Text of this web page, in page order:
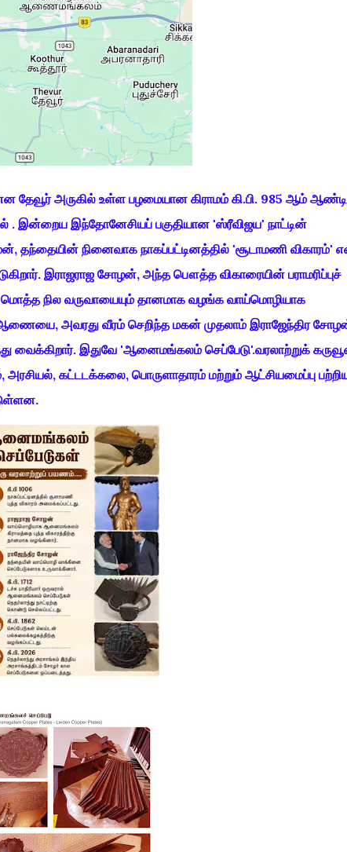
தேவூர் அருகில் உள்ள பழமையான கிராமம் கி.பி. 985 ஆம்
இன்றைய இந்தோனேசியப் பகுதியான 'ஸ்ரீவிஜய' நாட்டின்
தந்தையின் நினைவாக நாகப்பட்டினத்தில் 'சூடாமணி விகாரம்'
இராஜராஜ சோழன், அந்த பௌத்த விகாரையின் பராமரிப்புச்
நில வருவாயையும் தானமாக வழங்க வாய்மொழியாக
அவரது வீரம் செறிந்த மகன் முதலாம் இராஜேந்திர
வைக்கிறார். இதுவே 'ஆனைமங்கலம் செப்பேடு'.வரலாற்றுக்
கட்டடக்கலை, பொருளாதாரம் மற்றும் ஆட்சியமைப்பு